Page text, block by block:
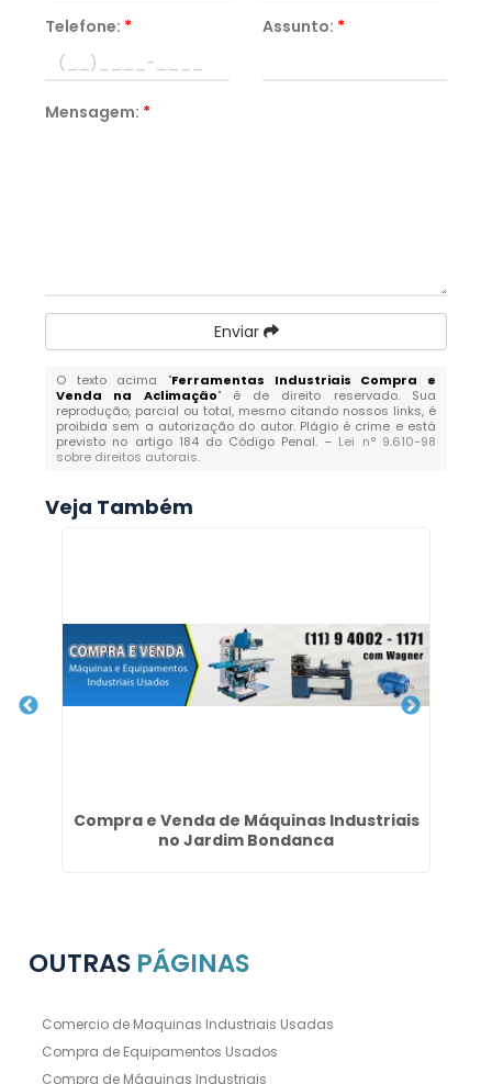
Telefone: * Assunto: *
Mensagem: *
Enviar
O texto acima "Ferramentas Industriais Compra e
Venda na Aclimação" é de direito reservado. Sua
reprodução, parcial ou total, mesmo citando nossos links, é
proibida sem a autorização do autor. Plágio é crime e está
previsto no artigo 184 do Código Penal. – Lei n° 9.610-98
sobre direitos autorais.
Veja Também
Compra e Venda de Máquinas Industriais
no Jardim Bondanca
OUTRAS PÁGINAS
Comercio de Maquinas Industriais Usadas
Compra de Equipamentos Usados
Compra de Máquinas Industriais